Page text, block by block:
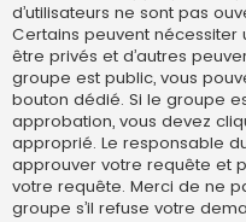
d’utilisateurs ne sont pas
Certains peuvent nécessiter
être privés et d’autres
groupe est public, vous
bouton dédié. Si le groupe
approbation, vous devez
approprié. Le responsable
approuver votre requête et
votre requête. Merci de ne
groupe s’il refuse votre